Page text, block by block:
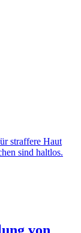
straffere Haut
sind haltlos.
von